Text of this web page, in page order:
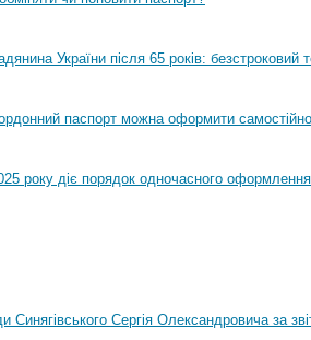
України після 65 років: безстроковий
паспорт можна оформити самостійно
року діє порядок одночасного
Синягівського Сергія Олександровича за